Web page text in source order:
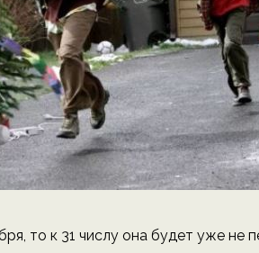
то к 31 числу она будет уже не